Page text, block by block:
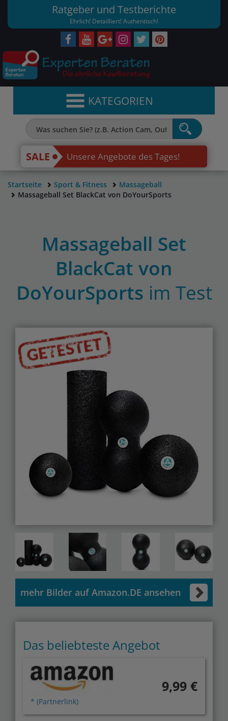
Ratgeber und Testberichte
Ehrlich! Detailliert! Authentisch!
KATEGORIEN
SALE Unsere Angebote des Tages!
Startseite Sport & Fitness
Massageball
Massageball Set BlackCat von DoYourSports
Massageball Set
BlackCat von
DoYourSports im Test
mehr Bilder auf Amazon.DE ansehen
Das beliebteste Angebot
* (Partnerlink)
9,99 €